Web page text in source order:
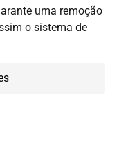
uma remoção
o sistema de